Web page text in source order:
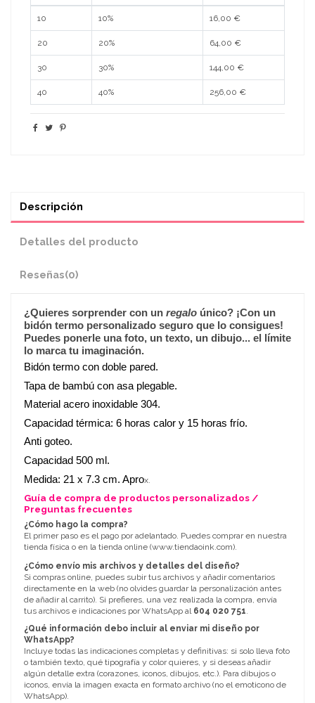
10 10% 16,00 €
20 20% 64,00 €
30 30% 144,00 €
40 40% 256,00 €
Descripción
Detalles del producto
Reseñas(0)
¿Quieres sorprender con un regalo único? ¡Con un
bidón termo personalizado seguro que lo consigues!
Puedes ponerle una foto, un texto, un dibujo... el límite
lo marca tu imaginación.
Bidón termo con doble pared.
Tapa de bambú con asa plegable.
Material acero inoxidable 304.
Capacidad térmica: 6 horas calor y 15 horas frío.
Anti goteo.
Capacidad 500 ml.
Medida: 21 x 7.3 cm. Aprox.
Guía de compra de productos personalizados /
Preguntas frecuentes
¿Cómo hago la compra?
El primer paso es el pago por adelantado. Puedes comprar en nuestra
tienda física o en la tienda online (www.tiendaoink.com).
¿Cómo envío mis archivos y detalles del diseño?
Si compras online, puedes subir tus archivos y añadir comentarios
directamente en la web (no olvides guardar la personalización antes
de añadir al carrito). Si prefieres, una vez realizada la compra, envía
tus archivos e indicaciones por WhatsApp al 604 020 751
¿Qué información debo incluir al enviar mi diseño por
WhatsApp?
Incluye todas las indicaciones completas y definitivas: si solo lleva foto
o también texto, qué tipografía y color quieres, y si deseas añadir
algún detalle extra (corazones, iconos, dibujos, etc.). Para dibujos o
iconos, envía la imagen exacta en formato archivo (no el emoticono de
WhatsApp).